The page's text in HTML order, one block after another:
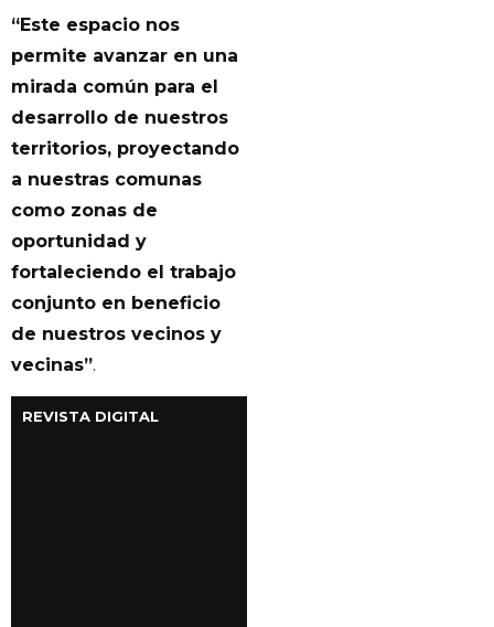
“Este espacio nos
permite avanzar en una
mirada común para el
desarrollo de nuestros
territorios, proyectando
a nuestras comunas
como zonas de
oportunidad y
fortaleciendo el trabajo
conjunto en beneficio
de nuestros vecinos y
vecinas”.
REVISTA DIGITAL